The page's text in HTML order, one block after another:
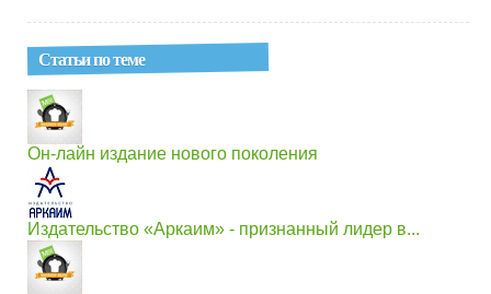
Статьи по теме
Он-лайн издание нового поколения
Издательство «Аркаим» - признанный лидер в...